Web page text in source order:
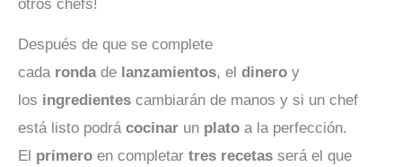
otros chefs!
Después de que se complete
cada rondade lanzamientos, el dinero y
los ingredientes cambiarán de manos y si un chef
está listo podrá cocinar un plato a la perfección.
El primero en completar tres recetas será el que